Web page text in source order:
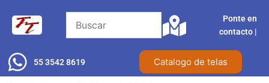
contenido
Ponte en
contacto |​
55 3542 8619 Catalogo de telas